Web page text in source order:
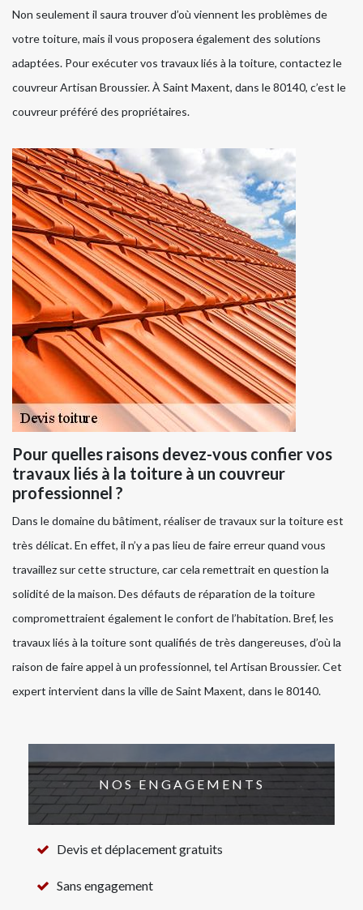
Non seulement il saura trouver d’où viennent les problèmes de
votre toiture, mais il vous proposera également des solutions
adaptées. Pour exécuter vos travaux liés à la toiture, contactez le
couvreur Artisan Broussier. À Saint Maxent, dans le 80140, c’est le
couvreur préféré des propriétaires.
Pour quelles raisons devez-vous confier vos
travaux liés à la toiture à un couvreur
professionnel ?
Dans le domaine du bâtiment, réaliser de travaux sur la toiture est
très délicat. En effet, il n’y a pas lieu de faire erreur quand vous
travaillez sur cette structure, car cela remettrait en question la
solidité de la maison. Des défauts de réparation de la toiture
compromettraient également le confort de l’habitation. Bref, les
travaux liés à la toiture sont qualifiés de très dangereuses, d’où la
raison de faire appel à un professionnel, tel Artisan Broussier. Cet
expert intervient dans la ville de Saint Maxent, dans le 80140.
NOS ENGAGEMENTS
Devis et déplacement gratuits
Sans engagement